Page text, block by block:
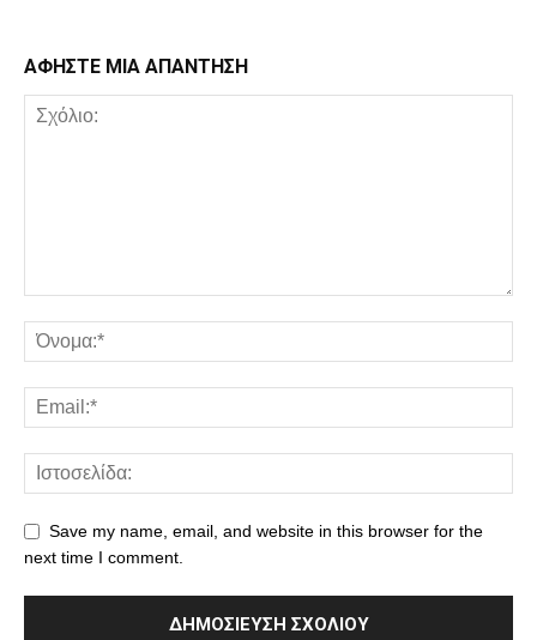
ΑΦΗΣΤΕ ΜΙΑ ΑΠΑΝΤΗΣΗ
Save my name, email, and website in this browser for the
next time I comment.